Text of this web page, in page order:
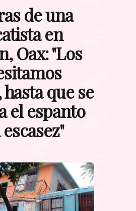
de una
en
Oax: "Los
que se
el espanto